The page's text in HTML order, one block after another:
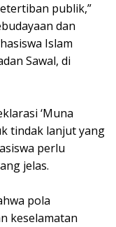
publik,”
dan
Islam
Sawal, di
‘Muna
tindak lanjut yang
perlu
jelas.
pola
keselamatan